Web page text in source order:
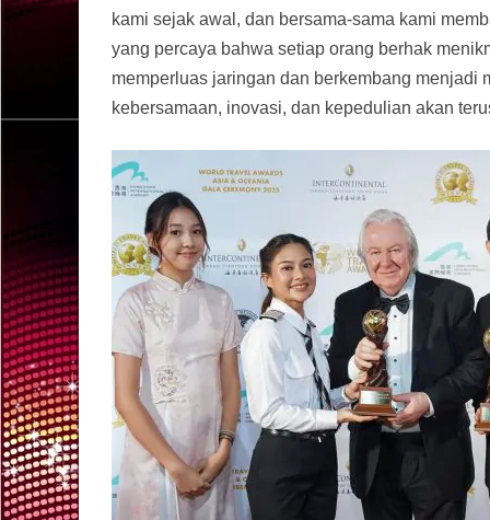
kami sejak awal, dan bersama-sama kami
yang percaya bahwa setiap orang berhak
memperluas jaringan dan berkembang menjadi
kebersamaan, inovasi, dan kepedulian akan